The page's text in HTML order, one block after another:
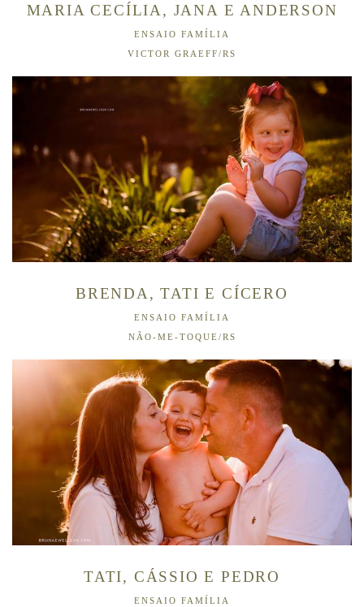
MARIA CECÍLIA, JANA E ANDERSON
ENSAIO FAMÍLIA
VICTOR GRAEFF/RS
BRENDA, TATI E CÍCERO
ENSAIO FAMÍLIA
NÃO-ME-TOQUE/RS
TATI, CÁSSIO E PEDRO
ENSAIO FAMÍLIA